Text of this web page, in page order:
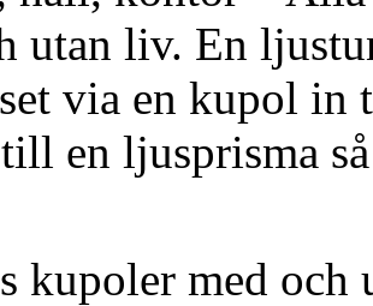
utan liv. En
via en kupol in
en ljusprisma
kupoler med och